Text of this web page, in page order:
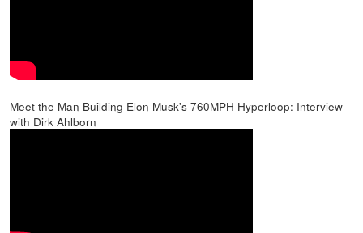
Meet the Man Building Elon Musk's 760MPH Hyperloop: Interview
with Dirk Ahlborn